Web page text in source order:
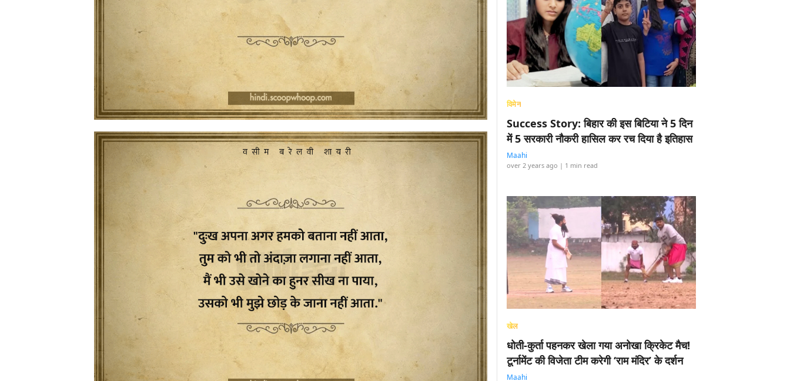
विमेन
Success Story: बिहार की इस बिटिया ने 5 दिन
में 5 सरकारी नौकरी हासिल कर रच दिया है इतिहास
Maahi
over 2 years ago | 1 min read
खेल
धोती-कुर्ता पहनकर खेला गया अनोखा क्रिकेट मैच!
टूर्नामेंट की विजेता टीम करेगी ‘राम मंदिर’ के दर्शन
Maahi